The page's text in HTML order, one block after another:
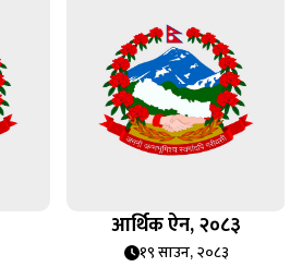
आर्थिक ऐन, २०८३
१९ साउन, २०८३